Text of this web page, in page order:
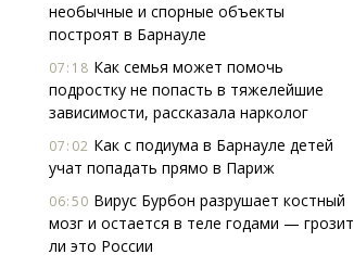
необычные и спорные объекты
построят в Барнауле
07:18 Как семья может помочь
подростку не попасть в тяжелейшие
зависимости, рассказала нарколог
07:02 Как с подиума в Барнауле детей
учат попадать прямо в Париж
06:50 Вирус Бурбон разрушает костный
мозг и остается в теле годами — грозит
ли это России